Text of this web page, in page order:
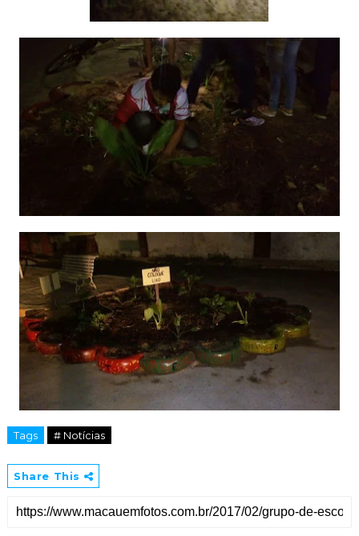
Tags # Notícias
Share This